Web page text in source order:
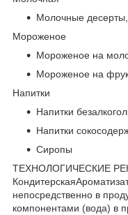
Молочные
Мороженое
Мороженое на
Мороженое на
Напитки
Напитки
Напитки
Сиропы
ТЕХНОЛОГИЧЕСКИЕ
непосредственно в
компонентами (вода) в